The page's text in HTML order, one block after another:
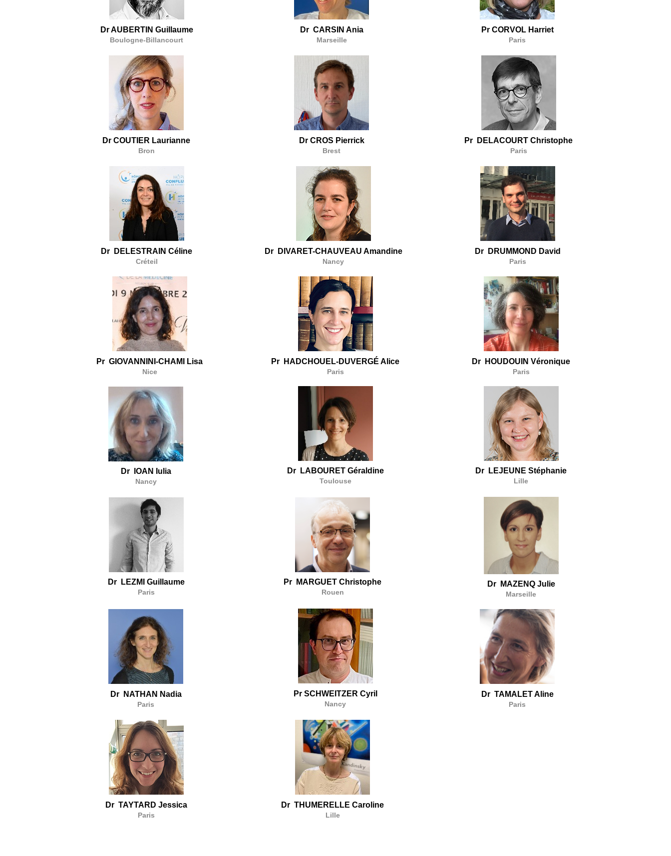
Dr AUBERTIN Guillaume
Boulogne-Billancourt
Dr CARSIN Ania
Marseille
Pr CORVOL Harriet
Paris
Dr COUTIER Laurianne
Bron
Dr CROS Pierrick
Brest
Pr DELACOURT Christophe
Paris
Dr DELESTRAIN Céline
Créteil
Dr DIVARET-CHAUVEAU Amandine
Nancy
Dr DRUMMOND David
Paris
Pr GIOVANNINI-CHAMI Lisa
Nice
Pr HADCHOUEL-DUVERGÉ Alice
Paris
Dr HOUDOUIN Véronique
Paris
Dr IOAN Iulia
Nancy
Dr LABOURET Géraldine
Toulouse
Dr LEJEUNE Stéphanie
Lille
Dr LEZMI Guillaume
Paris
Pr MARGUET Christophe
Rouen
Dr MAZENQ Julie
Marseille
Dr NATHAN Nadia
Paris
Pr SCHWEITZER Cyril
Nancy
Dr TAMALET Aline
Paris
Dr TAYTARD Jessica
Paris
Dr THUMERELLE Caroline
Lille